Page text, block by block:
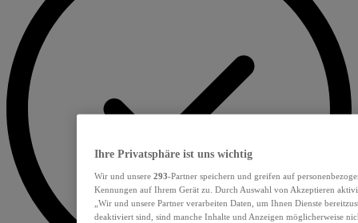
Ihre Privatsphäre ist uns wichtig
Wir und unsere 293-Partner speichern und greifen auf
Kennungen auf Ihrem Gerät zu. Durch Auswahl von Akzeptieren
„Wir und unsere Partner verarbeiten Daten, um Ihnen Dienste
deaktiviert sind, sind manche Inhalte und Anzeigen möglicherweise